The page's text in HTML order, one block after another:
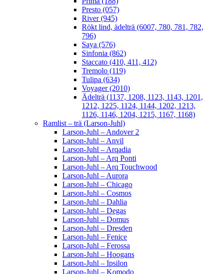
Presto (057)
River (945)
Rökt lind, ädelträ (6007, 780, 781, 782,
796)
Saya (576)
Sinfonia (862)
Staccato (410, 411, 412)
Tremolo (119)
Tulipa (634)
Voyager (2010)
Ädelträ (1137, 1208, 1123, 1143, 1201,
1212, 1225, 1124, 1144, 1202, 1213,
1126, 1146, 1204, 1215, 1167, 1168)
Ramlist – trä (Larson-Juhl)
Larson-Juhl – Andover 2
Larson-Juhl – Anvil
Larson-Juhl – Arqadia
Larson-Juhl – Arq Ponti
Larson-Juhl – Arq Touchwood
Larson-Juhl – Aurora
Larson-Juhl – Chicago
Larson-Juhl – Cosmos
Larson-Juhl – Dahlia
Larson-Juhl – Degas
Larson-Juhl – Domus
Larson-Juhl – Dresden
Larson-Juhl – Fenice
Larson-Juhl – Ferossa
Larson-Juhl – Hoogans
Larson-Juhl – Ipsilon
Larson-Juhl – Komodo